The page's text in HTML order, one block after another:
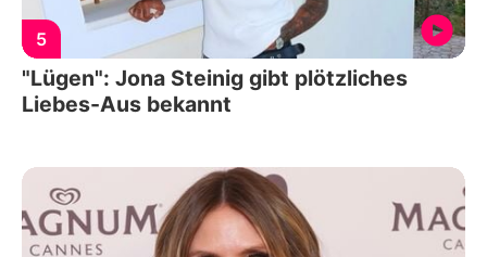
5
"Lügen": Jona Steinig gibt plötzliches
Liebes-Aus bekannt